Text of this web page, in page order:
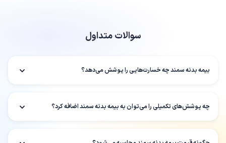
سوالات متداول
بیمه بدنه سمند چه خسارت‌هایی را پوشش می‌دهد؟
چه پوشش‌های تکمیلی را می‌توان به بیمه بدنه سمند اضافه کرد؟